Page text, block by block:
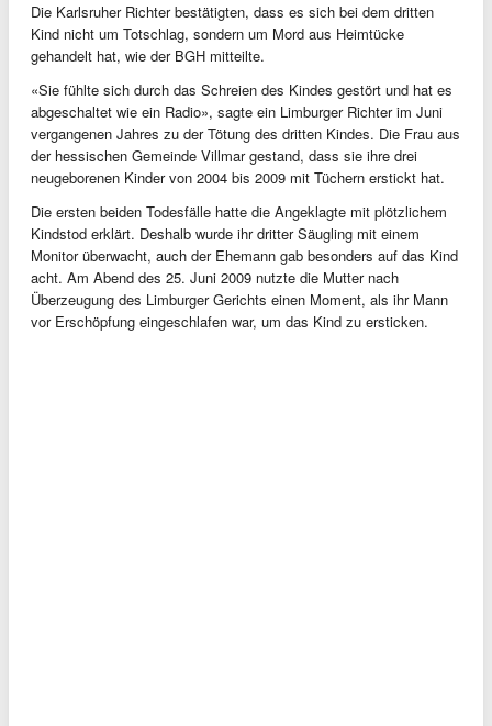
Die Karlsruher Richter bestätigten, dass es sich bei dem dritten
Kind nicht um Totschlag, sondern um Mord aus Heimtücke
gehandelt hat, wie der BGH mitteilte.
«Sie fühlte sich durch das Schreien des Kindes gestört und hat es
abgeschaltet wie ein Radio», sagte ein Limburger Richter im Juni
vergangenen Jahres zu der Tötung des dritten Kindes. Die Frau aus
der hessischen Gemeinde Villmar gestand, dass sie ihre drei
neugeborenen Kinder von 2004 bis 2009 mit Tüchern erstickt hat.
Die ersten beiden Todesfälle hatte die Angeklagte mit plötzlichem
Kindstod erklärt. Deshalb wurde ihr dritter Säugling mit einem
Monitor überwacht, auch der Ehemann gab besonders auf das Kind
acht. Am Abend des 25. Juni 2009 nutzte die Mutter nach
Überzeugung des Limburger Gerichts einen Moment, als ihr Mann
vor Erschöpfung eingeschlafen war, um das Kind zu ersticken.